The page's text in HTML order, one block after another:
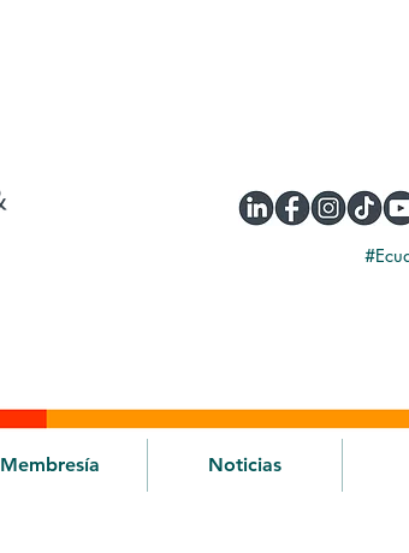
Membresía Noticias